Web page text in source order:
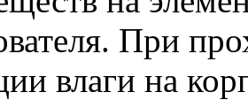
При
влаги на